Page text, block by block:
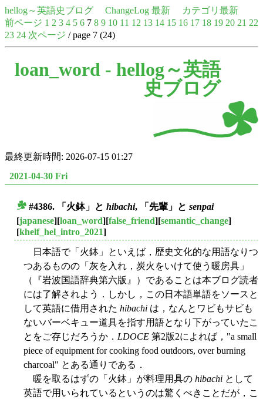
hellog～英語史ブログ ChangeLog 最新
カテゴリ最新
前ページ 1 2 3 4 5 6 7 8 9 10 11 12 13 14 15 16 17 18 19 20 21 22
23 24 次ページ / page 7 (24)
loan_word - hellog～英語
史ブログ
最終更新時間: 2026-07-15 01:27
2021-04-30 Fri
#4386. 「火鉢」と hibachi, 「先輩」と senpai
[japanese][loan_word][false_friend][semantic_change]
[khelf_hel_intro_2021]
日本語で「火鉢」といえば，歴史文化的な用語なりつ
つあるものの「灰を入れ，炭火をいけて使う暖房具」
（『岩波国語辞典第六版』）であることは本ブログ読者
には了解されよう．しかし，この日本語単語をソースと
して英語に借用された hibachi は，なんとワビもサビも
ないバーベキュー道具を指す用語となり下がっていたこ
とをご存じだろうか． LDOCE 第2版2によれば，"a small
piece of equipment for cooking food outdoors, over burning
charcoal" とある通りである．
暖を取るはずの「火鉢」が料理用具の hibachi として
英語で用いられているというのは驚くべきことだが，こ